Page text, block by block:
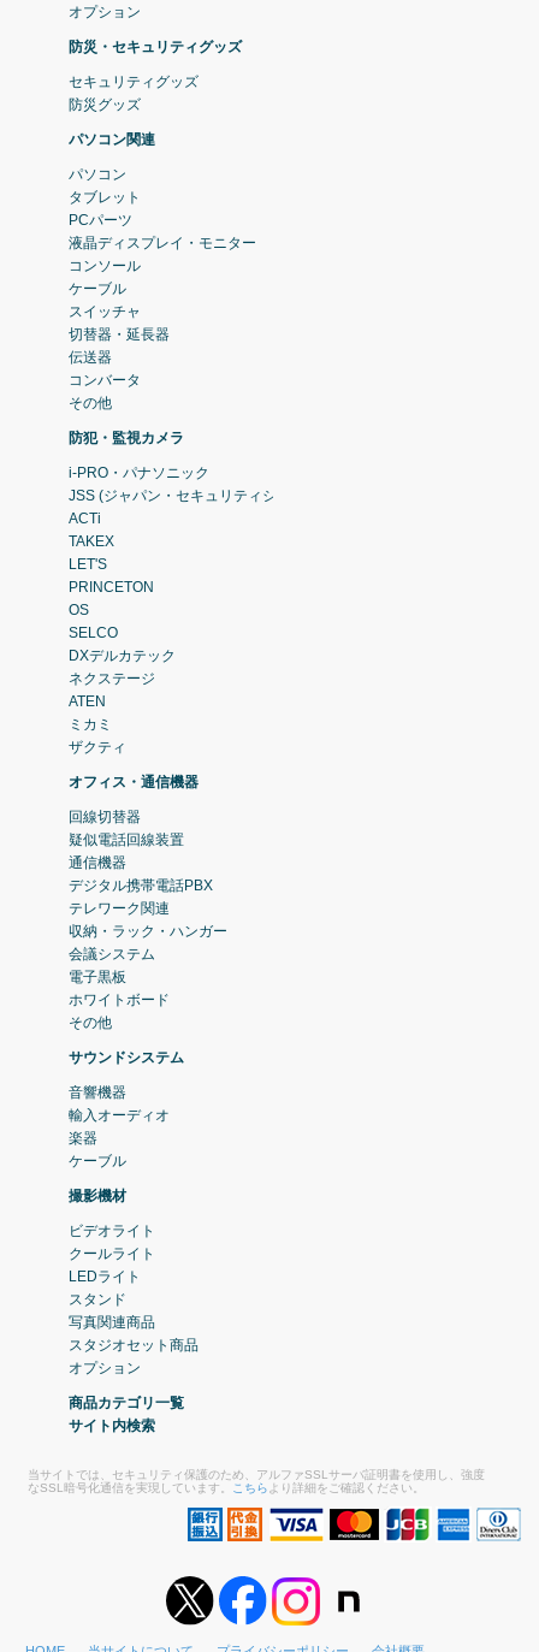
オプション
防災・セキュリティグッズ
セキュリティグッズ
防災グッズ
パソコン関連
パソコン
タブレット
PCパーツ
液晶ディスプレイ・モニター
コンソール
ケーブル
スイッチャ
切替器・延長器
伝送器
コンバータ
その他
防犯・監視カメラ
i-PRO・パナソニック
JSS (ジャパン・セキュリティシステム)
ACTi
TAKEX
LET'S
PRINCETON
OS
SELCO
DXデルカテック
ネクステージ
ATEN
ミカミ
ザクティ
オフィス・通信機器
回線切替器
疑似電話回線装置
通信機器
デジタル携帯電話PBX
テレワーク関連
収納・ラック・ハンガー
会議システム
電子黒板
ホワイトボード
その他
サウンドシステム
音響機器
輸入オーディオ
楽器
ケーブル
撮影機材
ビデオライト
クールライト
LEDライト
スタンド
写真関連商品
スタジオセット商品
オプション
商品カテゴリ一覧
サイト内検索
当サイトでは、セキュリティ保護のため、アルファSSLサーバ証明書を使用し、強度
なSSL暗号化通信を実現しています。 こちらより詳細をご確認ください。